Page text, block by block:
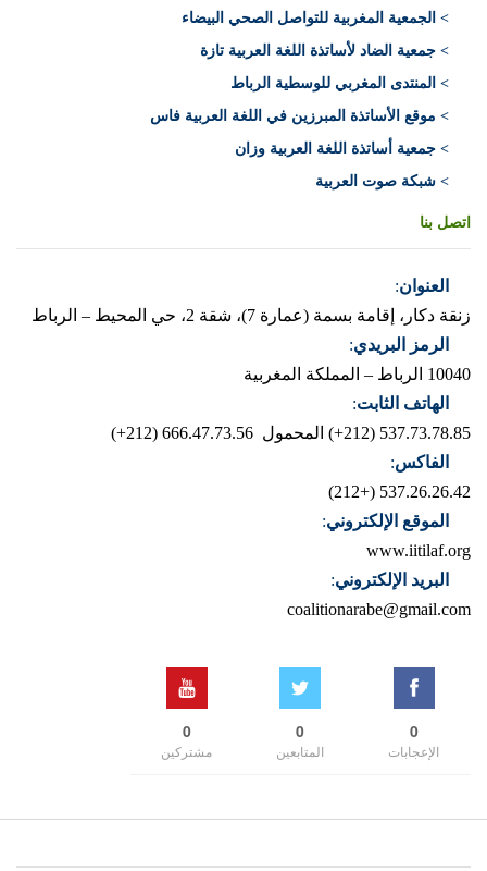
> الجمعية المغربية للتواصل الصحي البيضاء
> جمعية الضاد لأساتذة اللغة العربية تازة
> المنتدى المغربي للوسطية الرباط
> موقع الأساتذة المبرزين في اللغة العربية فاس
> جمعية أساتذة اللغة العربية وزان
> شبكة صوت العربية
اتصل بنا
العنوان:
زنقة دكار، إقامة بسمة (عمارة 7)، شقة 2، حي المحيط – الرباط
الرمز البريدي:
10040 الرباط – المملكة المغربية
الهاتف الثابت:
537.73.78.85 (212+)
المحمول 666.47.73.56 (212+)
الفاكس:
537.26.26.42 (+212)
الموقع الإلكتروني:
www.iitilaf.org
البريد الإلكتروني:
coalitionarabe@gmail.com
0
الإعجابات
0
المتابعين
0
مشتركين